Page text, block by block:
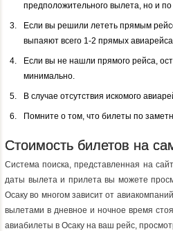
предположительного вылета, но и
Если вы решили лететь прямым
выпаяют всего 1-2 прямых
Если вы не нашли прямого рейса,
минимально.
В случае отсутствия искомого
Помните о том, что билеты по
Стоимость билетов на
Система поиска, представленная на
даты вылета и прилета вы можете
Осаку во многом зависит от
вылетами в дневное и ночное время
авиабилеты в Осаку на ваш рейс,